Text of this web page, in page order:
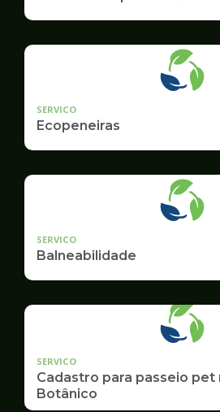
SERVICO
Ecopeneiras
SERVICO
Balneabilidade
SERVICO
Cadastro para passeio pet
Botânico